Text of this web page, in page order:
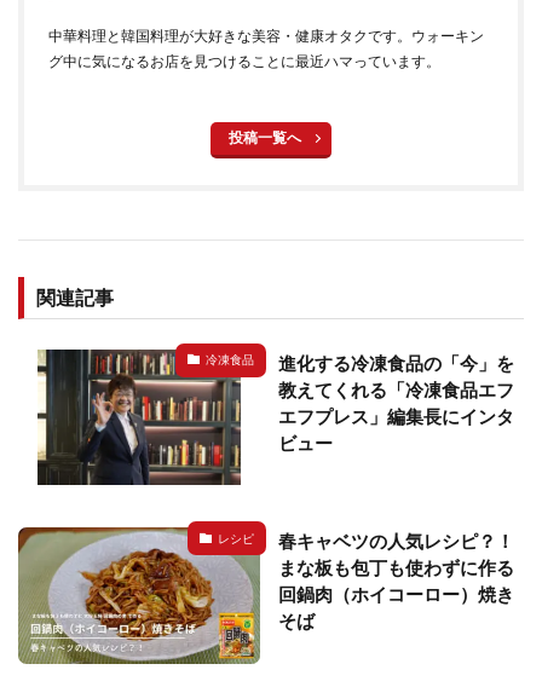
中華料理と韓国料理が大好きな美容・健康オタクです。ウォーキン
グ中に気になるお店を見つけることに最近ハマっています。
投稿一覧へ
関連記事
冷凍食品
進化する冷凍食品の「今」を
教えてくれる「冷凍食品エフ
エフプレス」編集長にインタ
ビュー
レシピ
春キャベツの人気レシピ？！
まな板も包丁も使わずに作る
回鍋肉（ホイコーロー）焼き
そば